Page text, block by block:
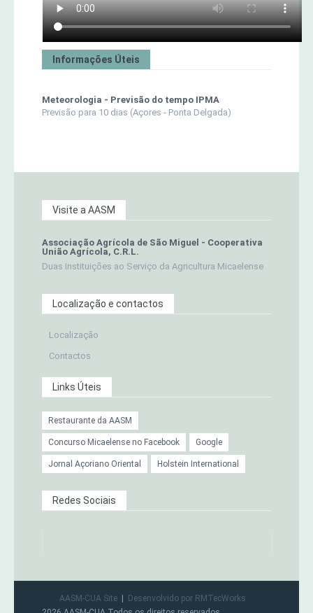
Informações Úteis
Meteorologia - Previsão do tempo IPMA
Previsão para 10 dias (Açores - Ponta Delgada)
Visite a AASM
Associação Agrícola de São Miguel - Cooperativa
União Agrícola, C.R.L.
Duas Instituições ao Serviço da Agricultura Micaelense
Localização e contactos
Localização
Contactos
Links Úteis
Restaurante da AASM
Concurso Micaelense no Facebook Google
Jornal Açoriano Oriental Holstein International
Redes Sociais
AASM-CUA Site
Desenvolvido por RMTecWorks